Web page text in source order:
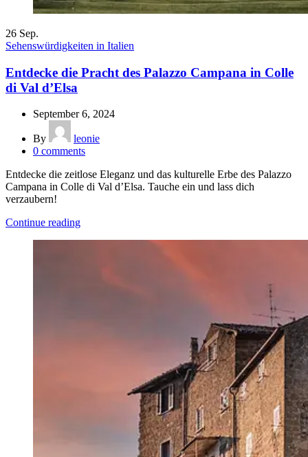
26 Sep.
Sehenswürdigkeiten in Italien
Entdecke die Pracht des Palazzo Campana in Colle
di Val d’Elsa
September 6, 2024
By
leonie
0 comments
Entdecke die zeitlose Eleganz und das kulturelle Erbe des Palazzo
Campana in Colle di Val d’Elsa. Tauche ein und lass dich
verzaubern!
Continue reading